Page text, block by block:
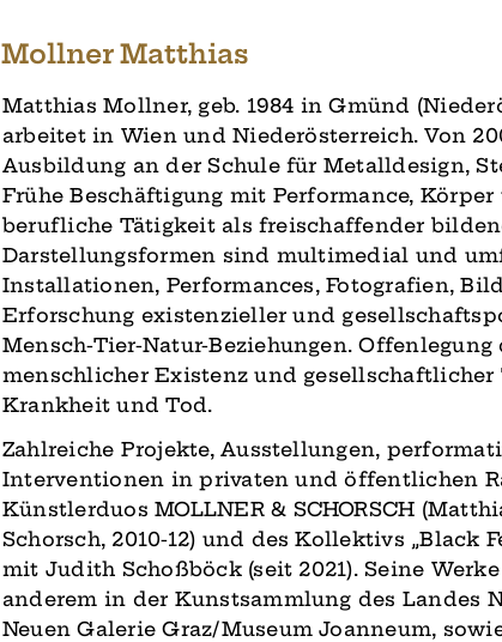
Mollner Matthias
Matthias Mollner, geb. 1984 in Gmünd
arbeitet in Wien und Niederösterreich. Von
Ausbildung an der Schule für Metalldesign,
Frühe Beschäftigung mit Performance, Körper
berufliche Tätigkeit als freischaffender
Darstellungsformen sind multimedial und
Installationen, Performances, Fotografien,
Erforschung existenzieller und
Mensch-Tier-Natur-Beziehungen.
menschlicher Existenz und gesellschaftlicher
Krankheit und Tod.
Zahlreiche Projekte, Ausstellungen,
Interventionen in privaten und öffentlichen
Künstlerduos MOLLNER & SCHORSCH
Schorsch, 2010-12) und des Kollektivs „Black
mit Judith Schoßböck (seit 2021). Seine
anderem in der Kunstsammlung des Landes
Neuen Galerie Graz/Museum Joanneum,